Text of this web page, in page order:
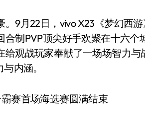
制PVP顶尖好手欢聚在十六个
观战玩家奉献了一场场智力与
内涵。